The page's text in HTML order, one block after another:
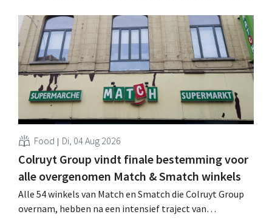
werking treden: "Onze klanten willen goed
geïnformeerd worden." .
Food Di, 04 Aug 2026
Colruyt Group vindt finale bestemming voor
alle overgenomen Match & Smatch winkels
Alle 54 winkels van Match en Smatch die Colruyt Group
overnam, hebben na een intensief traject van